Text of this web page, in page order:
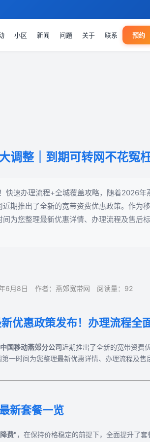
小区 新闻 问题 关于 联系 预约
调整｜到期可转网不花冤
快速办理流程+全城覆盖攻略，随着2026年
期推出了全新的宽带资费优惠政策。作为
为您整理最新优惠详情、办理流程及售后
6月8日 作者：燕郊宽带网 阅读量：92
优惠政策发布！办理流程全
中国移动燕郊分公司近期推出了全新的宽带资费
第一时间为您整理最新优惠详情、办理流程及售
新套餐一览
费"，在保持价格稳定的前提下，全面提升了